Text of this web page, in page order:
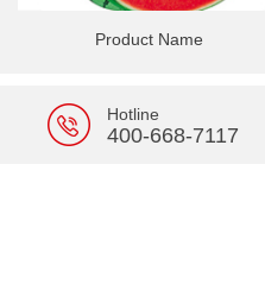
Product Name
Hotline
400-668-7117